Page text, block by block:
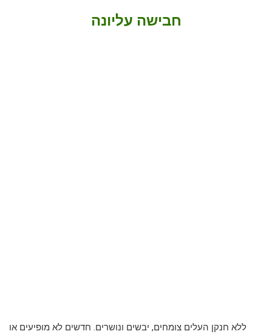
חבישה עליונה
ללא חנקן העלים צומחים, יבשים ונושרים. חדשים לא מופיעים או